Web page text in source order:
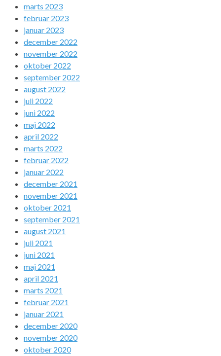
marts 2023
februar 2023
januar 2023
december 2022
november 2022
oktober 2022
september 2022
august 2022
juli 2022
juni 2022
maj 2022
april 2022
marts 2022
februar 2022
januar 2022
december 2021
november 2021
oktober 2021
september 2021
august 2021
juli 2021
juni 2021
maj 2021
april 2021
marts 2021
februar 2021
januar 2021
december 2020
november 2020
oktober 2020